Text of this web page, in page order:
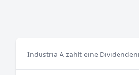
Industria A zahlt eine